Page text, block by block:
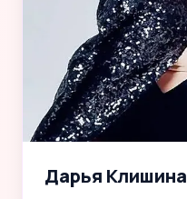
Дарья Клишина